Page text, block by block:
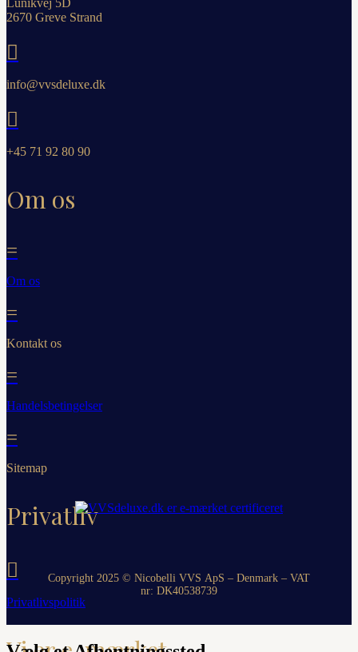
Lunikvej 5D
2670 Greve Strand

info@vvsdeluxe.dk

+45 71 92 80 90
Om os
=
Om os
=
Kontakt os
=
Handelsbetingelser
=
Sitemap
Privatliv

Privatlivspolitik
Copyright 2025 © Nicobelli VVS ApS – Denmark – VAT
nr: DK40538739